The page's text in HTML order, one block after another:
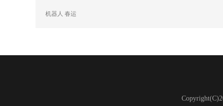
机器人 春运